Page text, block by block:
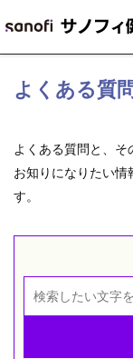
健
保
保
よくある質問
よくある質問と、そ
お知りになりたい情
す。